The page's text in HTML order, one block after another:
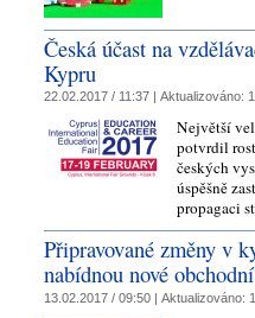
Česká účast na
Kypru
22.02.2017 / 11:37 | Aktualizováno:
Největší
potvrdil
českých
úspěšně
propagaci
Připravované změny v
nabídnou nové
13.02.2017 / 09:50 | Aktualizováno: